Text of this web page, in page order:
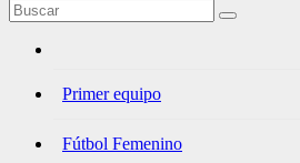
Primer equipo
Fútbol Femenino